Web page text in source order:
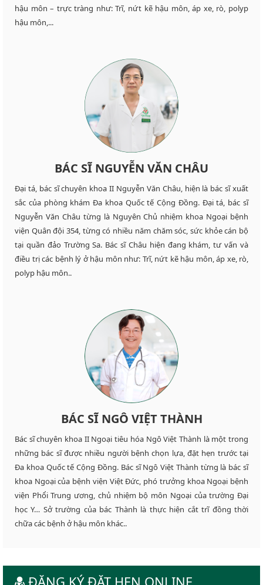
hậu môn – trực tràng như: Trĩ, nứt kẽ hậu môn, áp xe, rò, polyp
hậu môn,...
BÁC SĨ NGUYỄN VĂN CHÂU
Đại tá, bác sĩ chuyên khoa II Nguyễn Văn Châu, hiện là bác sĩ xuất
sắc của phòng khám Đa khoa Quốc tế Cộng Đồng. Đại tá, bác sĩ
Nguyễn Văn Châu từng là Nguyên Chủ nhiệm khoa Ngoại bệnh
viện Quân đội 354, từng có nhiều năm chăm sóc, sức khỏe cán bộ
tại quần đảo Trường Sa. Bác sĩ Châu hiện đang khám, tư vấn và
điều trị các bệnh lý ở hậu môn như: Trĩ, nứt kẽ hậu môn, áp xe, rò,
polyp hậu môn..
BÁC SĨ NGÔ VIỆT THÀNH
Bác sĩ chuyên khoa II Ngoại tiêu hóa Ngô Việt Thành là một trong
những bác sĩ được nhiều người bệnh chọn lựa, đặt hẹn trước tại
Đa khoa Quốc tế Cộng Đồng. Bác sĩ Ngô Việt Thành từng là bác sĩ
khoa Ngoại của bệnh viện Việt Đức, phó trưởng khoa Ngoại bệnh
viện Phổi Trung ương, chủ nhiệm bộ môn Ngoại của trường Đại
học Y… Sở trường của bác Thành là thực hiện cắt trĩ đồng thời
chữa các bệnh ở hậu môn khác..
ĐĂNG KÝ ĐẶT HẸN ONLINE